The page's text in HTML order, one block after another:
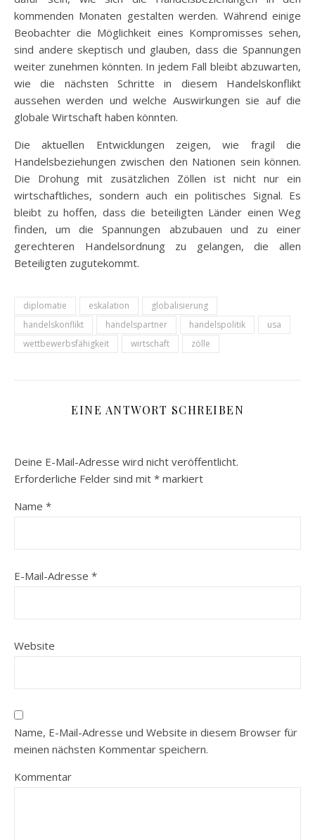
kommenden Monaten gestalten werden. Während einige
Beobachter die Möglichkeit eines Kompromisses sehen,
sind andere skeptisch und glauben, dass die Spannungen
weiter zunehmen könnten. In jedem Fall bleibt abzuwarten,
wie die nächsten Schritte in diesem Handelskonflikt
aussehen werden und welche Auswirkungen sie auf die
globale Wirtschaft haben könnten.
Die aktuellen Entwicklungen zeigen, wie fragil die
Handelsbeziehungen zwischen den Nationen sein können.
Die Drohung mit zusätzlichen Zöllen ist nicht nur ein
wirtschaftliches, sondern auch ein politisches Signal. Es
bleibt zu hoffen, dass die beteiligten Länder einen Weg
finden, um die Spannungen abzubauen und zu einer
gerechteren Handelsordnung zu gelangen, die allen
Beteiligten zugutekommt.
diplomatie eskalation
globalisierung
handelskonflikt
handelspartner handelspolitik
usa
wettbewerbsfähigkeit
wirtschaft zölle
EINE ANTWORT SCHREIBEN
Deine E-Mail-Adresse wird nicht veröffentlicht.
Erforderliche Felder sind mit * markiert
Name *
E-Mail-Adresse *
Website
Name, E-Mail-Adresse und Website in diesem Browser für
meinen nächsten Kommentar speichern.
Kommentar